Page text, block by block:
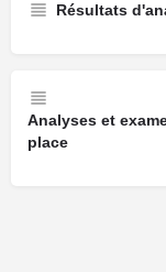
Résultats
Analyses et
place